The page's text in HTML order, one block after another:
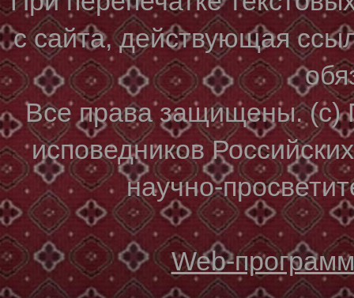
с сайта, действующая
Все права защищены. (с)
исповедников
научно-
Web-